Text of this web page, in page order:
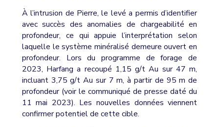
À l’intrusion de Pierre, le levé a permis d’identifier
avec succès des anomalies de chargeabilité en
profondeur, ce qui appuie l’interprétation selon
laquelle le système minéralisé demeure ouvert en
profondeur. Lors du programme de forage de
2023, Harfang a recoupé 1,15 g/t Au sur 47 m,
incluant 3,75 g/t Au sur 7 m, à partir de 95 m de
profondeur (voir le communiqué de presse daté du
11 mai 2023). Les nouvelles données viennent
confirmer potentiel de cette cible.